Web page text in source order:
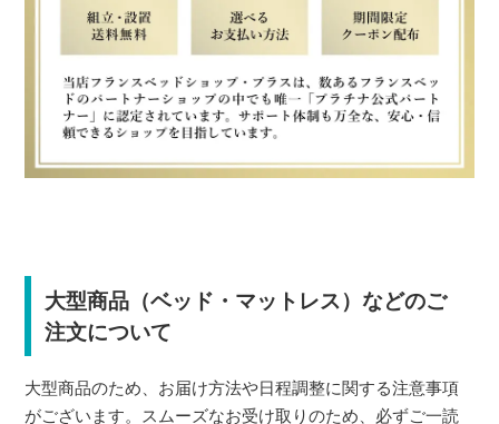
大型商品（ベッド・マットレス）などのご
注文について
大型商品のため、お届け方法や日程調整に関する注意事項
がございます。スムーズなお受け取りのため、必ずご一読